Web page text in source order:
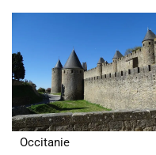
Occitanie